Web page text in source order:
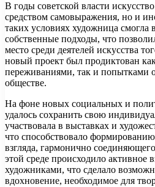
В годы советской власти
средством самовыражения, но и
таких условиях художница смогла
собственные подходы, что
место среди деятелей искусства
новый проект был продиктован
переживаниями, так и попытками
обществе.
На фоне новых социальных и
удалось сохранить свою
участвовала в выставках и
что способствовало
взгляда, гармонично
этой среде происходило активное
художниками, что сделало
вдохновение, необходимое для